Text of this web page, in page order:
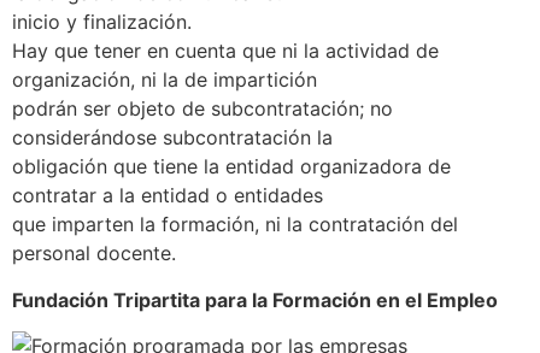
inicio y finalización.
Hay que tener en cuenta que ni la actividad de
organización, ni la de impartición
podrán ser objeto de subcontratación; no
considerándose subcontratación la
obligación que tiene la entidad organizadora de
contratar a la entidad o entidades
que imparten la formación, ni la contratación del
personal docente.
Fundación Tripartita para la Formación en el Empleo